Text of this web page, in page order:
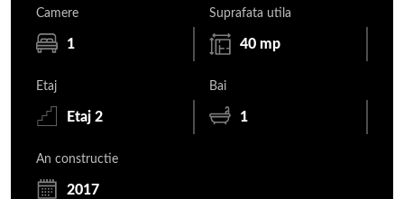
Camere
1
Suprafata utila
40 mp
Etaj
Etaj 2
Bai
1
An constructie
2017